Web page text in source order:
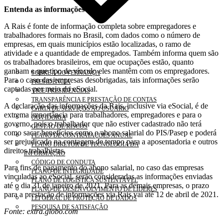
SOBRE A GOVERNANÇA
PRESIDÊNCIA
VICE-PRESIDÊNCIAS
TRANSPARÊNCIA E PRESTAÇÃO DE CONTAS
CARTA DE SERVIÇOS AO USUÁRIO
OUVIDORIA
GESTÃO DE RISCOS
PLANO DE CONTRATAÇÕES ANUAL
PLANO DIRETOR DE TECNOLOGIA DA
INFORMAÇÃO
CÓDIGO DE CONDUTA
PLANO DE INTEGRIDADE
PLANO DE LOGÍSTICA SUSTENTÁVEL
PLANO DE DESENVOLVIMENTO DE LÍDERES
LEI GERAL DE PROTEÇÃO DE DADOS
PESQUISA DE SATISFAÇÃO
Entenda as informações da Rais
A Rais é fonte de informação completa sobre empregadores e
trabalhadores formais no Brasil, com dados como o número de
empresas, em quais municípios estão localizadas, o ramo de
atividade e a quantidade de empregados. Também informa quem são
os trabalhadores brasileiros, em que ocupações estão, quanto
ganham e que tipo de vínculo eles mantêm com os empregadores.
Para o caso das empresas desobrigadas, tais informações serão
captadas por meio do eSocial.
A declaração das informações da Rais, inclusive via eSocial, é de
extrema importância para trabalhadores, empregadores e para o
governo, pois o trabalhador que não estiver cadastrado não terá
como sacar benefícios como o abono salarial do PIS/Pasep e poderá
ser prejudicado na contagem de tempo para a aposentadoria e outros
direitos trabalhistas.
Para fins de pagamento do abono salarial, no caso das empresas
vinculadas ao eSocial, serão consideradas as informações enviadas
até o dia 31 de janeiro de 2021. Para as demais empresas, o prazo
para a prestação de informações via Rais vai até 12 de abril de 2021.
Fonte: extra.globo.com